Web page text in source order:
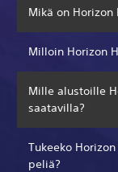
Mikä on Horizon
Milloin Horizon
Mille alustoille
saatavilla?
Tukeeko
peliä?